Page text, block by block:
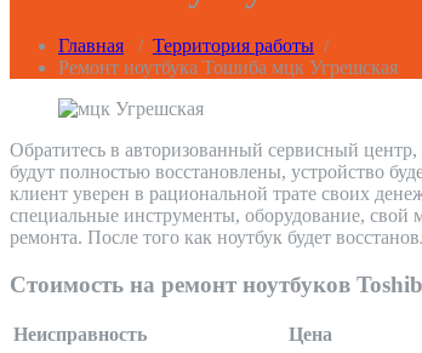
Главная / Территория работы /
Ремонт ноутбука Тошиба мцк Угрешская
Обратитесь в авторизованный сервисный
будут полностью восстановлены, устройство
клиент уверен в рациональной трате своих
специальные инструменты, оборудование, свой
ремонта. После того как ноутбук будет
Стоимость на ремонт ноутбуков
Неисправность
Цена